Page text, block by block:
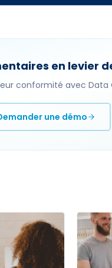
en levier
conformité avec Data
une démo